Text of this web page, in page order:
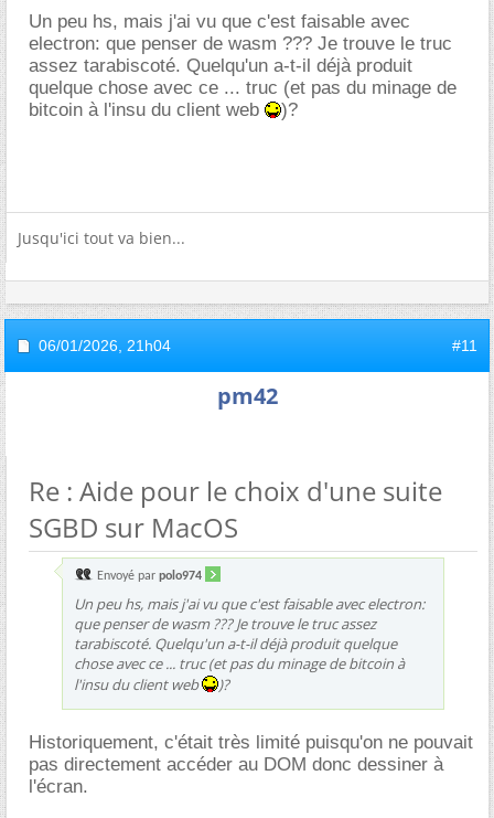
Un peu hs, mais j'ai vu que c'est faisable avec
electron: que penser de wasm ??? Je trouve le truc
assez tarabiscoté. Quelqu'un a-t-il déjà produit
quelque chose avec ce ... truc (et pas du minage de
bitcoin à l'insu du client web
)?
Jusqu'ici tout va bien...
06/01/2026, 21h04 #11
pm42
Re : Aide pour le choix d'une suite
SGBD sur MacOS
Envoyé par polo974
Un peu hs, mais j'ai vu que c'est faisable avec electron:
que penser de wasm ??? Je trouve le truc assez
tarabiscoté. Quelqu'un a-t-il déjà produit quelque
chose avec ce ... truc (et pas du minage de bitcoin à
l'insu du client web
)?
Historiquement, c'était très limité puisqu'on ne pouvait
pas directement accéder au DOM donc dessiner à
l'écran.